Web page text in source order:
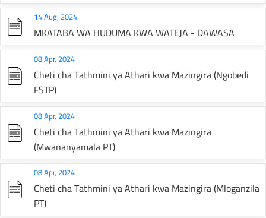
14 Aug, 2024
MKATABA WA HUDUMA KWA WATEJA - DAWASA
08 Apr, 2024
Cheti cha Tathmini ya Athari kwa Mazingira (Ngobedi
FSTP)
08 Apr, 2024
Cheti cha Tathmini ya Athari kwa Mazingira
(Mwananyamala PT)
08 Apr, 2024
Cheti cha Tathmini ya Athari kwa Mazingira (Mloganzila
PT)